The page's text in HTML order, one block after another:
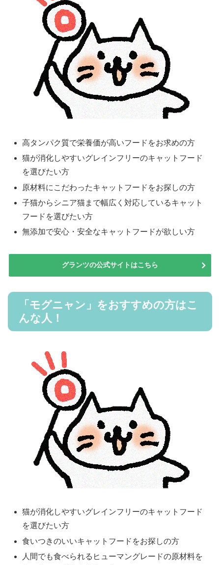
高タンパク質で栄養価が高いフードをお求めの方
猫が消化しやすいグレインフリーのキャットフード
を選びたい方
原材料にこだわったキャットフードをお探しの方
子猫からシニア猫まで幅広く対応しているキャット
フードを選びたい方
無添加で安心・安全なキャットフードが欲しい方
グランツの公式サイトはこちら
「モグニャン」をおすすめの方はこ
んな人！
猫が消化しやすいグレインフリーのキャットフード
を選びたい方
食いつきのいいキャットフードをお探しの方
人間でも食べられるヒューマングレードの原材料を